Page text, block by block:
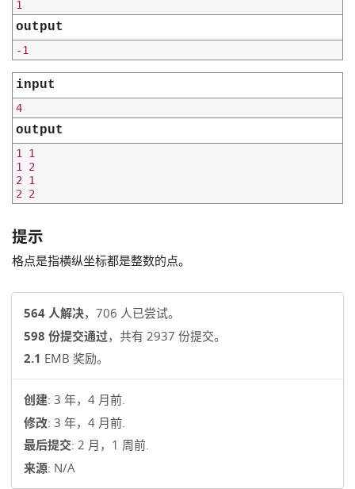
output
input
4
output
1 1
1 2
2 1
提示
格点是指横纵坐标都是整数的点。
564 人解决，706 人已尝试。
598 份提交通过，共有 2937 份提交。
2.1 EMB 奖励。
创建: 3 年，4 月前.
修改: 3 年，4 月前.
最后提交: 2 月，1 周前.
来源: N/A